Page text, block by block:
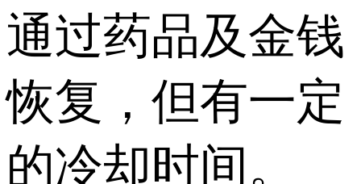
通过药品及金钱
恢复，但有一定
的冷却时间。